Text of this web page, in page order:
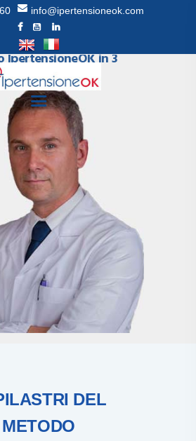
info@ipertensioneok.com
la pressione alta con il
IpertensioneOK in 3
settimane
DEL
METODO